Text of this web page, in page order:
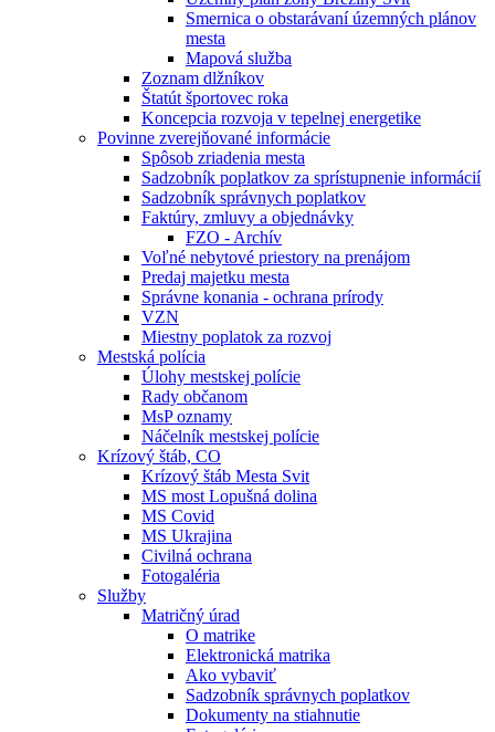
Smernica o obstarávaní územných plánov
mesta
Mapová služba
Zoznam dlžníkov
Štatút športovec roka
Koncepcia rozvoja v tepelnej energetike
Povinne zverejňované informácie
Spôsob zriadenia mesta
Sadzobník poplatkov za sprístupnenie informácií
Sadzobník správnych poplatkov
Faktúry, zmluvy a objednávky
FZO - Archív
Voľné nebytové priestory na prenájom
Predaj majetku mesta
Správne konania - ochrana prírody
VZN
Miestny poplatok za rozvoj
Mestská polícia
Úlohy mestskej polície
Rady občanom
MsP oznamy
Náčelník mestskej polície
Krízový štáb, CO
Krízový štáb Mesta Svit
MS most Lopušná dolina
MS Covid
MS Ukrajina
Civilná ochrana
Fotogaléria
Služby
Matričný úrad
O matrike
Elektronická matrika
Ako vybaviť
Sadzobník správnych poplatkov
Dokumenty na stiahnutie